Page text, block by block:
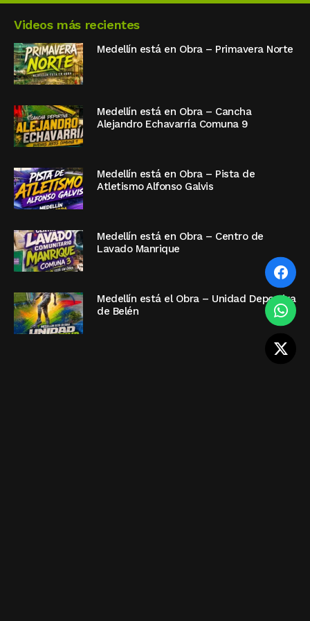
Videos más recientes
Medellín está en Obra – Primavera Norte
Medellín está en Obra – Cancha
Alejandro Echavarría Comuna 9
Medellín está en Obra – Pista de
Atletismo Alfonso Galvis
Medellín está en Obra – Centro de
Lavado Manrique
Medellín está el Obra – Unidad Deportiva
de Belén